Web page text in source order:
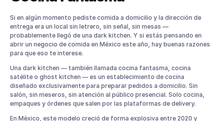
Cocina compartida (cloud kitchen / kitchen hub)
Extensión de restaurante existente (satellite kitchen)
¿Cuánto cuesta abrir una dark kitchen en México en 2026?
Tecnología esencial para una dark kitchen rentable
Sistema POS centralizado
Kitchen Display System (KDS)
Si en algún momento pediste comida a domicilio y la dirección de
entrega era un local sin letrero, sin señal, sin mesas —
probablemente llegó de una dark kitchen. Y si estás pensando en
abrir un negocio de comida en México este año, hay buenas razones
para que eso te interese.
Una dark kitchen — también llamada cocina fantasma, cocina
satélite o ghost kitchen — es un establecimiento de cocina
diseñado exclusivamente para preparar pedidos a domicilio. Sin
salón, sin meseros, sin atención al público presencial. Solo cocina,
empaques y órdenes que salen por las plataformas de delivery.
En México, este modelo creció de forma explosiva entre 2020 y